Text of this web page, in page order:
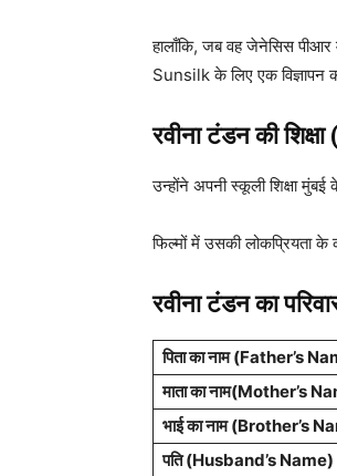
हालाँकि, जब वह जेनेसिस पीआर
Sunsilk के लिए एक विज्ञापन
रवीना टंडन की
उन्होंने अपनी स्कूली शिक्षा
फिल्मों में उसकी लोकप्रियता
रवीना टंडनका
पिता का नाम (Father’s
माता का नाम(Mother’s
भाई का नाम (Brother’s
पति (Husband’s Name)